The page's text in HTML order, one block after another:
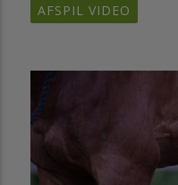
AFSPIL VIDEO